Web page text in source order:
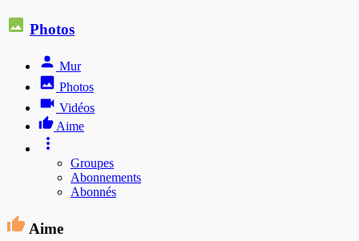
Photos
Mur
Photos
Vidéos
Aime
Groupes
Abonnements
Abonnés
Aime